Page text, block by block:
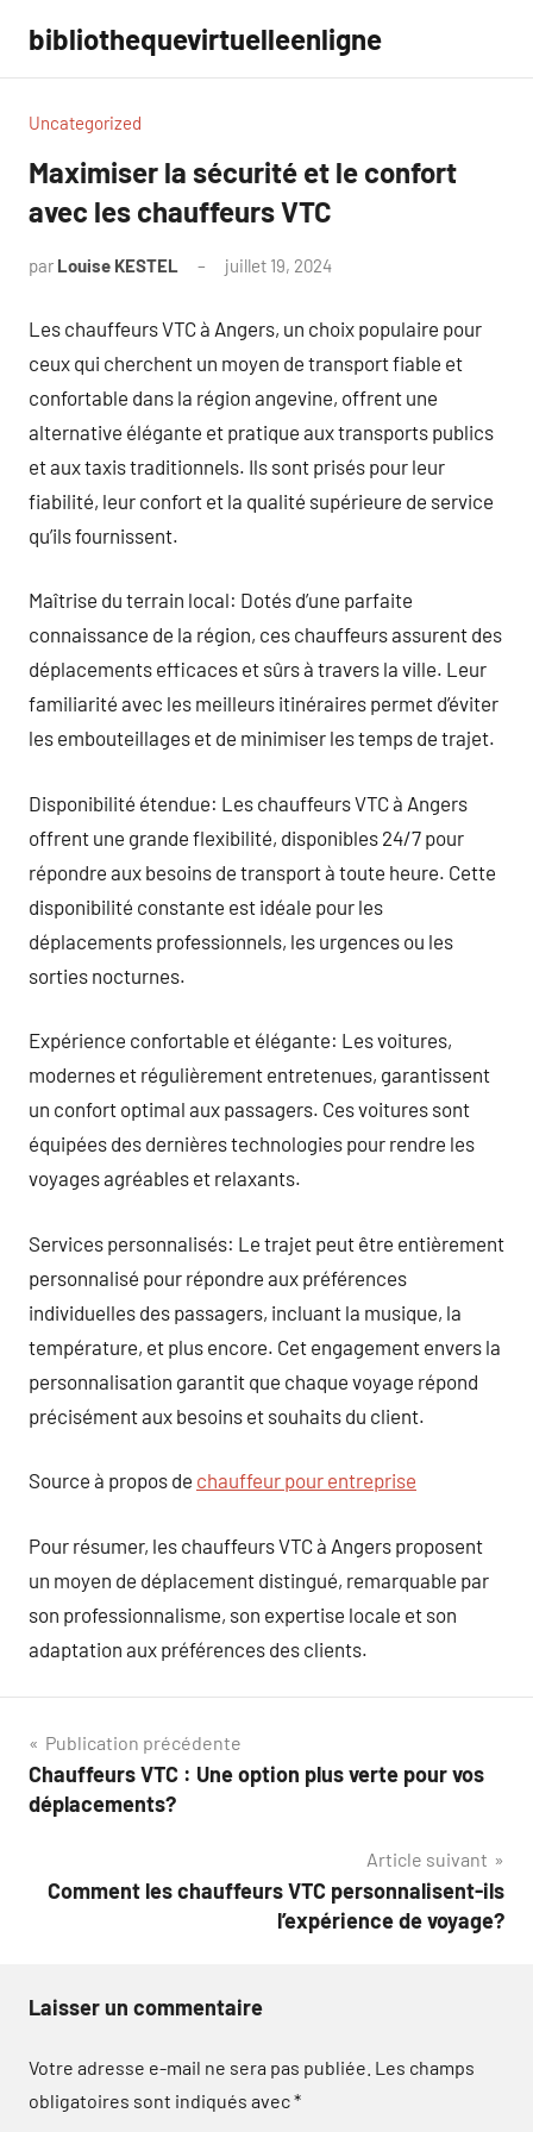
contenu
bibliothequevirtuelleenligne
Uncategorized
Maximiser la sécurité et le confort
avec les chauffeurs VTC
par Louise KESTEL juillet 19, 2024
Les chauffeurs VTC à Angers, un choix populaire pour
ceux qui cherchent un moyen de transport fiable et
confortable dans la région angevine, offrent une
alternative élégante et pratique aux transports publics
et aux taxis traditionnels. Ils sont prisés pour leur
fiabilité, leur confort et la qualité supérieure de service
qu’ils fournissent.
Maîtrise du terrain local: Dotés d’une parfaite
connaissance de la région, ces chauffeurs assurent des
déplacements efficaces et sûrs à travers la ville. Leur
familiarité avec les meilleurs itinéraires permet d’éviter
les embouteillages et de minimiser les temps de trajet.
Disponibilité étendue: Les chauffeurs VTC à Angers
offrent une grande flexibilité, disponibles 24/7 pour
répondre aux besoins de transport à toute heure. Cette
disponibilité constante est idéale pour les
déplacements professionnels, les urgences ou les
sorties nocturnes.
Expérience confortable et élégante: Les voitures,
modernes et régulièrement entretenues, garantissent
un confort optimal aux passagers. Ces voitures sont
équipées des dernières technologies pour rendre les
voyages agréables et relaxants.
Services personnalisés: Le trajet peut être entièrement
personnalisé pour répondre aux préférences
individuelles des passagers, incluant la musique, la
température, et plus encore. Cet engagement envers la
personnalisation garantit que chaque voyage répond
précisément aux besoins et souhaits du client.
Source à propos de chauffeur pour entreprise
Pour résumer, les chauffeurs VTC à Angers proposent
un moyen de déplacement distingué, remarquable par
son professionnalisme, son expertise locale et son
adaptation aux préférences des clients.
Navigation
de
Publication précédente
Chauffeurs VTC : Une option plus verte pour vos
déplacements?
Article suivant
Comment les chauffeurs VTC personnalisent-ils
l’expérience de voyage?
Laisser un commentaire
Votre adresse e-mail ne sera pas publiée. Les champs
obligatoires sont indiqués avec*